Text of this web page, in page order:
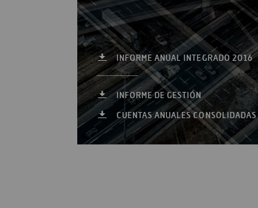
INFORME ANUAL INTEGRADO 2016
INFORME DE GESTIÓN
CUENTAS ANUALES CONSOLIDADAS